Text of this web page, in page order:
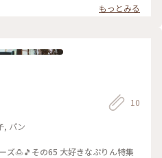
もっとみる
, パン
10
ズ🍮🎵その65 大好きなぷりん特集